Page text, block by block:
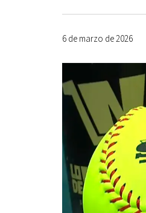
6 de marzo de 2026